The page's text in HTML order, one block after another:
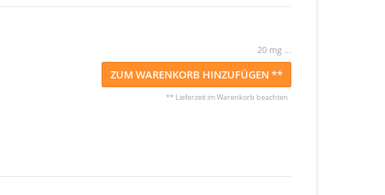
20 mg ...
ZUM WARENKORB HINZUFÜGEN **
** Lieferzeit im Warenkorb beachten